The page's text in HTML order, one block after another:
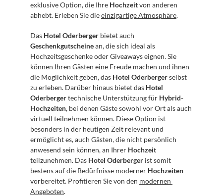
exklusive Option, die Ihre Hochzeit von anderen
abhebt. Erleben Sie die einzigartige Atmosphäre.
Das Hotel Oderberger
Geschenkgutscheine an, die sich ideal als
Hochzeitsgeschenke oder Giveaways eignen. Sie
können Ihren Gästen eine Freude machen und ihnen
die Möglichkeit geben, das Hotel Oderberger selbst
zu erleben. Darüber hinaus bietet das Hotel
Oderberger technische Unterstützung für Hybrid-
Hochzeiten, bei denen Gäste sowohl vor Ort als auch
virtuell teilnehmen können. Diese Option ist
besonders in der heutigen Zeit relevant und
ermöglicht es, auch Gästen, die nicht persönlich
anwesend sein können, an Ihrer Hochzeit
teilzunehmen. Das Hotel Oderberger ist somit
bestens auf die Bedürfnisse moderner Hochzeiten
vorbereitet. Profitieren Sie von den modernen
Angeboten.